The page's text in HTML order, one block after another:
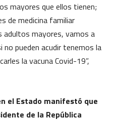
mayores que ellos tienen;
de medicina familiar
adultos mayores, vamos a
no pueden acudir tenemos la
la vacuna Covid-19”,
el Estado manifestó que
de la República